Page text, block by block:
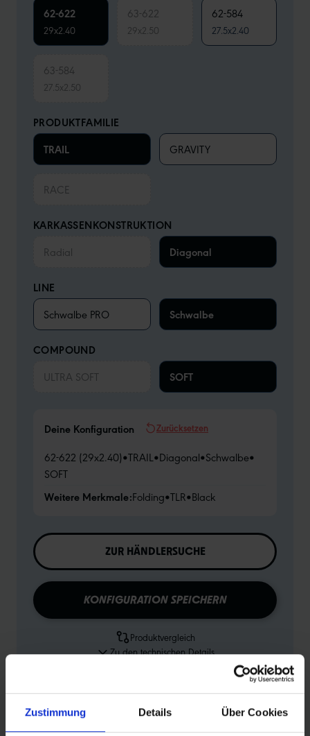
Zustimmung Details Über Cookies
62-622
29x2.40
63-622
29x2.50
62-584
27.5x2.40
63-584
27.5x2.50
PRODUKTFAMILIE
TRAIL
GRAVITY
RACE
KARKASSENKONSTRUKTION
Radial Diagonal
LINE
Schwalbe PRO Schwalbe
COMPOUND
ULTRA SOFT SOFT
Deine Konfiguration Zurücksetzen
62-622 (29x2.40)•TRAIL •Diagonal•Schwalbe•
SOFT
Weitere Merkmale:Folding•TLR•Black
ZUR HÄNDLERSUCHE
KONFIGURATION SPEICHERN
Produktvergleich
Zu den technischen Details